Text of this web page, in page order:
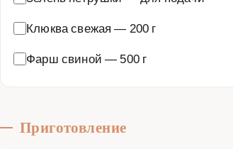
Клюква свежая — 200 г
Фарш свиной — 500 г
Приготовление